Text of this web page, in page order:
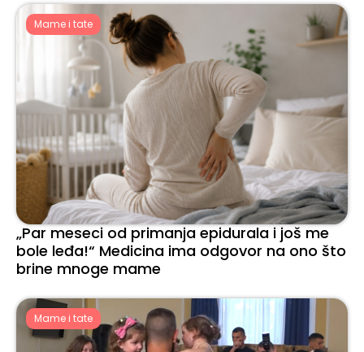
Mame i tate
„Par meseci od primanja epidurala i još me
bole leđa!“ Medicina ima odgovor na ono što
brine mnoge mame
Mame i tate